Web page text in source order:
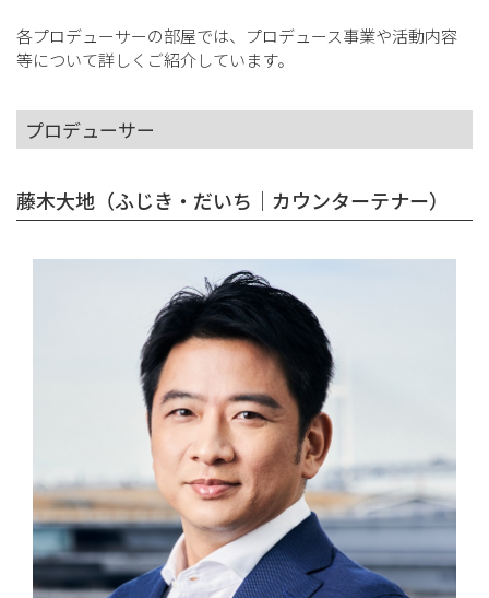
各プロデューサーの部屋では、プロデュース事業や活動内容
等について詳しくご紹介しています。
プロデューサー
藤木大地（ふじき・だいち｜カウンターテナー）